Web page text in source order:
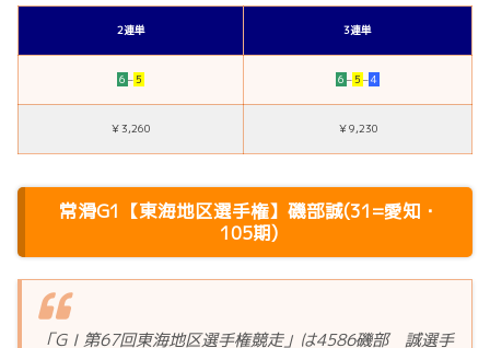
2連単 3連単
６ – ５ ６ – ５ –４
￥3,260 ￥9,230
常滑G1【東海地区選手権】磯部誠(31=愛知・
105期)
「GⅠ第67回東海地区選手権競走」は4586磯部 誠選手